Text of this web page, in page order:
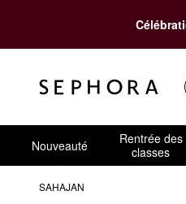
Nouveauté
Rentrée des
classes
SAHAJAN